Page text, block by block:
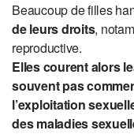
Beaucoup de filles
de leurs droits,
reproductive.
Elles courent alors
souvent pas
l’exploitation
des maladies